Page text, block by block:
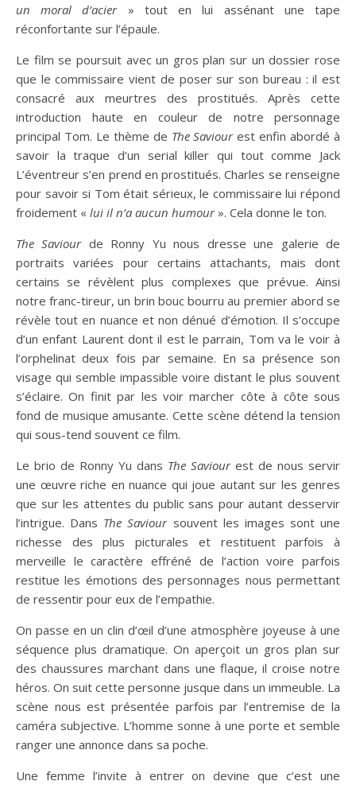
un moral d’acier» tout en lui assénant une tape
réconfortante sur l’épaule.
Le film se poursuit avec un gros plan sur un dossier rose
que le commissaire vient de poser sur son bureau : il est
consacré aux meurtres des prostitués. Après cette
introduction haute en couleur de notre personnage
principal Tom. Le thème de The Saviourest enfin abordé à
savoir la traque d’un serial killer qui tout comme Jack
L’éventreur s’en prend en prostitués. Charles se renseigne
pour savoir si Tom était sérieux, le commissaire lui répond
froidement « lui il n’a aucun humour». Cela donne le ton.
The Saviourde Ronny Yu nous dresse une galerie de
portraits variées pour certains attachants, mais dont
certains se révèlent plus complexes que prévue. Ainsi
notre franc-tireur, un brin bouc bourru au premier abord se
révèle tout en nuance et non dénué d’émotion. Il s’occupe
d’un enfant Laurent dont il est le parrain, Tom va le voir à
l’orphelinat deux fois par semaine. En sa présence son
visage qui semble impassible voire distant le plus souvent
s’éclaire. On finit par les voir marcher côte à côte sous
fond de musique amusante. Cette scène détend la tension
qui sous-tend souvent ce film.
Le brio de Ronny Yu dans The Saviourest de nous servir
une œuvre riche en nuance qui joue autant sur les genres
que sur les attentes du public sans pour autant desservir
l’intrigue. Dans The Savioursouvent les images sont une
richesse des plus picturales et restituent parfois à
merveille le caractère effréné de l’action voire parfois
restitue les émotions des personnages nous permettant
de ressentir pour eux de l’empathie.
On passe en un clin d’œil d’une atmosphère joyeuse à une
séquence plus dramatique. On aperçoit un gros plan sur
des chaussures marchant dans une flaque, il croise notre
héros. On suit cette personne jusque dans un immeuble. La
scène nous est présentée parfois par l’entremise de la
caméra subjective. L’homme sonne à une porte et semble
ranger une annonce dans sa poche.
Une femme l’invite à entrer on devine que c’est une